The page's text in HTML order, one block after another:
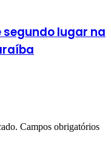
segundo lugar na
Campos obrigatórios